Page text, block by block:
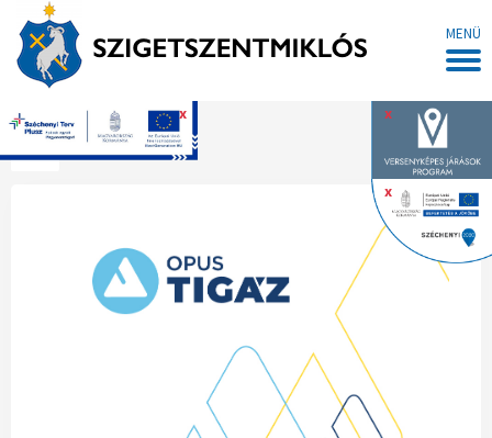
MENÜ
x
x
x
Főoldal